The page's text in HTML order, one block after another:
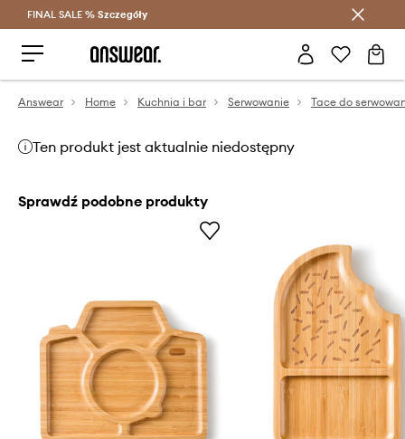
Oszczędzaj z Answear Club >
FINAL SALE % Szczegóły
Answear Home Kuchnia i bar Serwowanie Tace do
Ten produkt jest aktualnie niedostępny
Sprawdź podobne produkty